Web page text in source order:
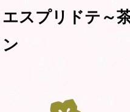
エスプリドテ～
ン